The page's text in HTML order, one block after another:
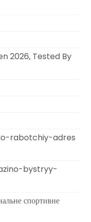
2026, Tested By
rabotchiy-adres
bystryy-
спортивне